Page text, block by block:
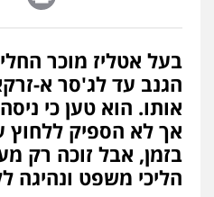
פלילי תעבורה
משפחה נוער
0505417090
עו"ד חמאדה
תעבורה
0526631970
בעל אטליז מוכר
הגנב עד לג'סר א-
אותו. הוא טען כי
אך לא הספיק ללחוץ
בזמן, אבל זוכה רק
הליכי משפט ונהיגה